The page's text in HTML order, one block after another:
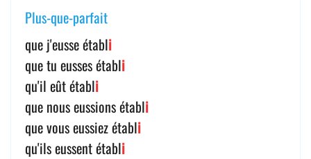
Plus-que-parfait
que j'eusse établi
que tu eusses établi
qu'il eût établi
que nous eussions établi
que vous eussiez établi
qu'ils eussent établi